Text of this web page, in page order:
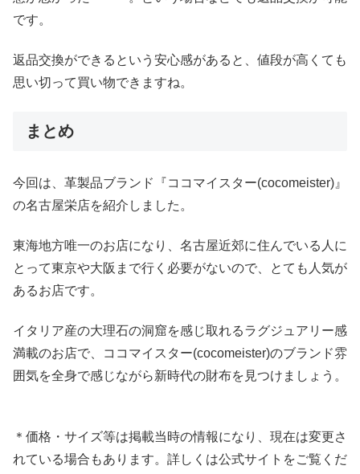
です。
返品交換ができるという安心感があると、値段が高くても
思い切って買い物できますね。
まとめ
今回は、革製品ブランド『ココマイスター(cocomeister)』
の名古屋栄店を紹介しました。
東海地方唯一のお店になり、名古屋近郊に住んでいる人に
とって東京や大阪まで行く必要がないので、とても人気が
あるお店です。
イタリア産の大理石の洞窟を感じ取れるラグジュアリー感
満載のお店で、ココマイスター(cocomeister)のブランド雰
囲気を全身で感じながら新時代の財布を見つけましょう。
＊価格・サイズ等は掲載当時の情報になり、現在は変更さ
れている場合もあります。詳しくは公式サイトをご覧くだ